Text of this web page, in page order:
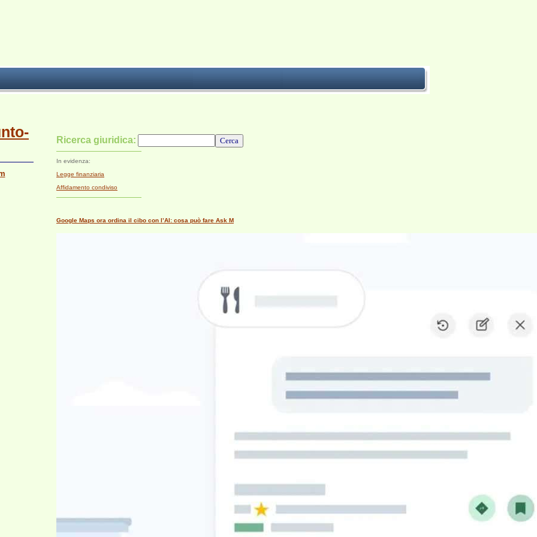
Ricerca giuridica:
In evidenza:
Legge finanziaria
Affidamento condiviso
Google Maps ora ordina il cibo con l’AI: cosa può fare Ask M